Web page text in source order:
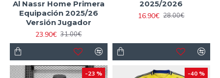
Al Nassr Home Primera
Equipación 2025/26
Versión Jugador
23.90€ 31.00€
2025/2026
16.90€ 28.00€
-23 % -40 %